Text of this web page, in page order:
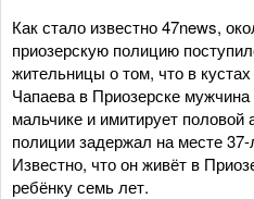
Как стало известно 47news,
приозерскую полицию
жительницы о том, что в
Чапаева в Приозерске
мальчике и имитирует
полиции задержал на месте 37-
Известно, что он живёт в
ребёнку семь лет.